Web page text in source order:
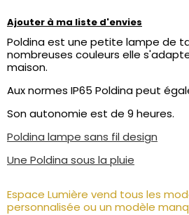
Ajouter à ma liste d'envies
Poldina est une petite lampe de
nombreuses couleurs elle
maison.
Aux normes IP65 Poldina peut
Son autonomie est de 9 heures.
Poldina lampe sans fil design
Une Poldina sous la pluie
Espace Lumière vend tous les
personnalisée ou un modèle